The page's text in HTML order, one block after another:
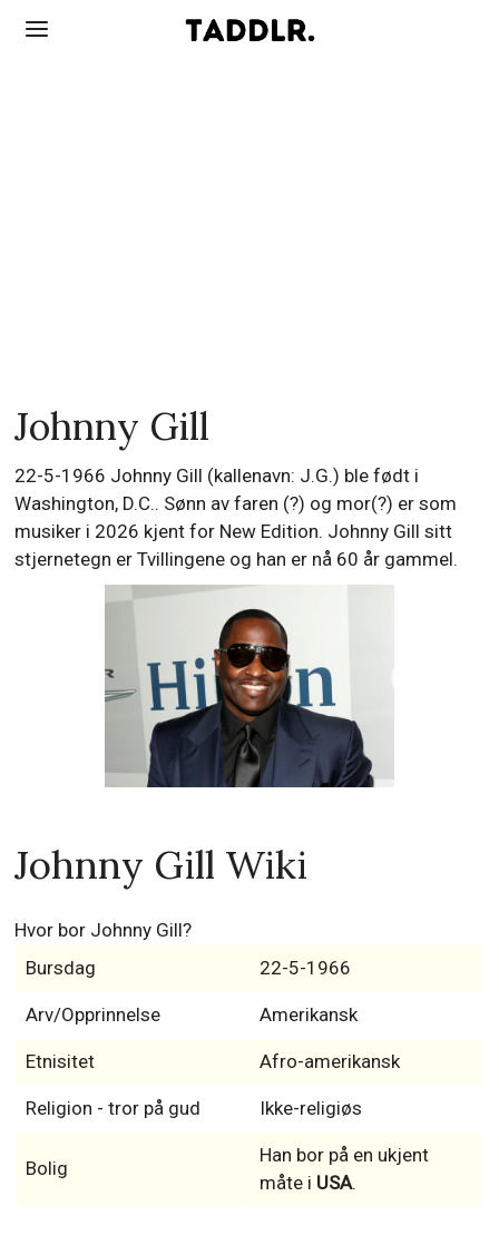
Johnny Gill
22-5-1966 Johnny Gill (kallenavn: J.G.) ble født i
Washington, D.C.. Sønn av faren (?) og mor(?) er som
musiker i 2026 kjent for New Edition. Johnny Gill sitt
stjernetegn er Tvillingene og han er nå 60 år gammel.
Johnny Gill Wiki
Hvor bor Johnny Gill?
Bursdag
22-5-1966
Arv/Opprinnelse Amerikansk
Etnisitet Afro-amerikansk
Religion - tror på gud Ikke-religiøs
Bolig
Han bor på en ukjent
måte i USA.